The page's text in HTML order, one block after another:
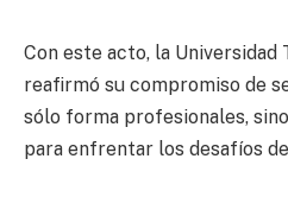
Con este acto, la Universidad
reafirmó su compromiso de
sólo forma profesionales,
para enfrentar los desafíos